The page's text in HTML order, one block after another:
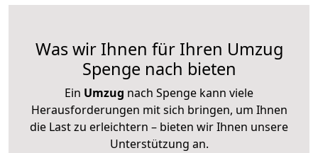
Was wir Ihnen für Ihren Umzug
Spenge nach bieten
Ein Umzug nach Spenge kann viele
Herausforderungen mit sich bringen, um Ihnen
die Last zu erleichtern – bieten wir Ihnen unsere
Unterstützung an.